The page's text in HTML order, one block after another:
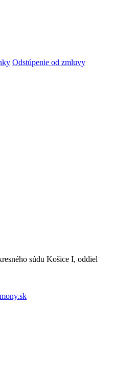
Odstúpenie od zmluvy
súdu Košice I, oddiel